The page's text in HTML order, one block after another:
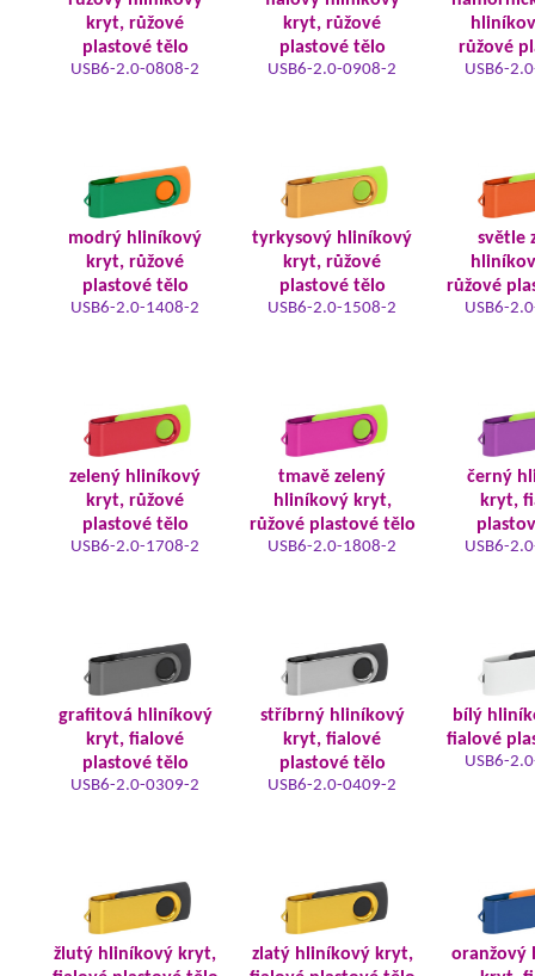
kryt, růžové
plastové tělo
USB6-2.0-0808-2
kryt, růžové
plastové tělo
USB6-2.0-0908-2
růžové
USB6-
modrý hliníkový
kryt, růžové
plastové tělo
USB6-2.0-1408-2
tyrkysový hliníkový
kryt, růžové
plastové tělo
USB6-2.0-1508-2
světle
růžové
USB6-
zelený hliníkový
kryt, růžové
plastové tělo
USB6-2.0-1708-2
tmavě zelený
hliníkový kryt,
růžové plastové tělo
USB6-2.0-1808-2
černý
kryt,
USB6-
grafitová hliníkový
kryt, fialové
plastové tělo
USB6-2.0-0309-2
stříbrný hliníkový
kryt, fialové
plastové tělo
USB6-2.0-0409-2
bílý
fialové
USB6-
žlutý hliníkový kryt,
zlatý hliníkový kryt,
oranžový